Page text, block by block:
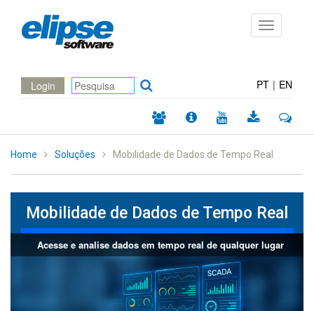
Toggle
navigation
Login PT | EN
Home Soluções Mobilidade de Dados de Tempo Real
Mobilidade de Dados de Tempo Real
Acesse e analise dados em tempo real de qualquer lugar